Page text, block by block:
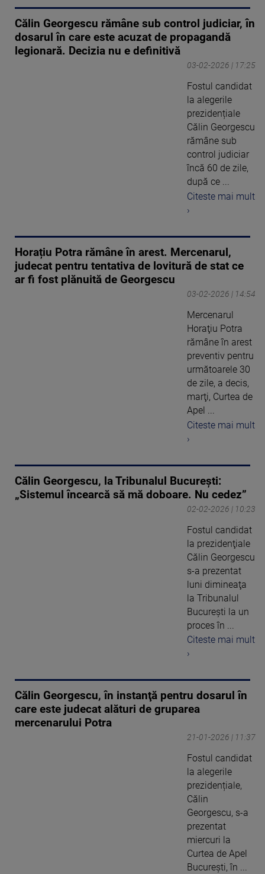
Călin Georgescu rămâne sub control judiciar, în
dosarul în care este acuzat de propagandă
legionară. Decizia nu e definitivă
03-02-2026 | 17:25
Fostul candidat
la alegerile
prezidențiale
Călin Georgescu
rămâne sub
control judiciar
încă 60 de zile,
după ce ...
Citeste mai mult
›
Horațiu Potra rămâne în arest. Mercenarul,
judecat pentru tentativa de lovitură de stat ce
ar fi fost plănuită de Georgescu
03-02-2026 | 14:54
Mercenarul
Horaţiu Potra
rămâne în arest
preventiv pentru
următoarele 30
de zile, a decis,
marţi, Curtea de
Apel ...
Citeste mai mult
›
Călin Georgescu, la Tribunalul București:
„Sistemul încearcă să mă doboare. Nu cedez”
02-02-2026 | 10:23
Fostul candidat
la prezidenţiale
Călin Georgescu
s-a prezentat
luni dimineaţa
la Tribunalul
Bucureşti la un
proces în ...
Citeste mai mult
›
Călin Georgescu, în instanţă pentru dosarul în
care este judecat alături de gruparea
mercenarului Potra
21-01-2026 | 11:37
Fostul candidat
la alegerile
prezidențiale,
Călin
Georgescu, s-a
prezentat
miercuri la
Curtea de Apel
București, în ...